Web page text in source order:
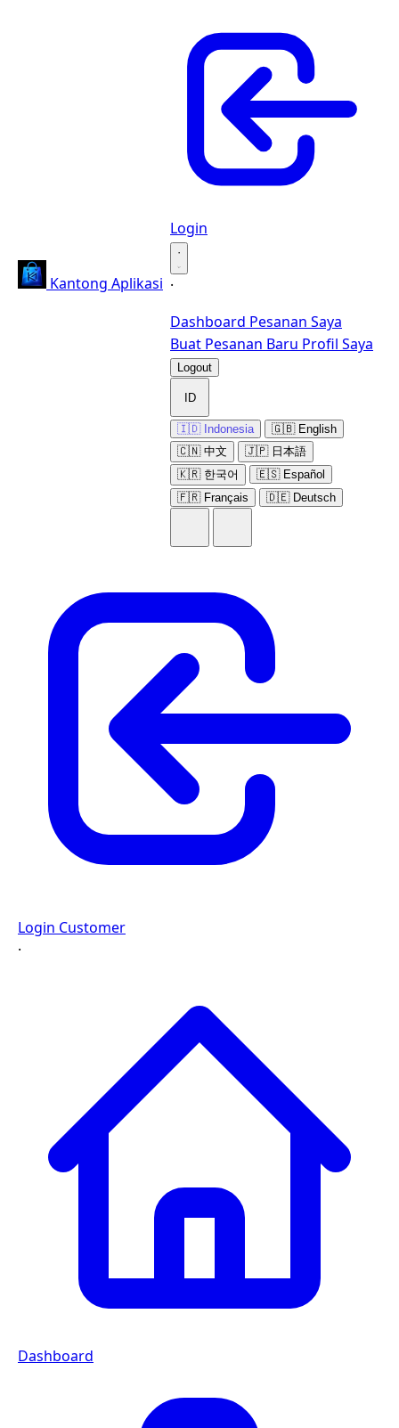
Kantong Aplikasi
Login
·
·
Dashboard Pesanan Saya
Buat Pesanan Baru Profil Saya
Logout
ID
🇮🇩 Indonesia
🇬🇧 English
🇨🇳 中文
🇯🇵 日本語
🇰🇷 한국어
🇪🇸 Español
🇫🇷 Français
🇩🇪 Deutsch
Login Customer
·
Dashboard